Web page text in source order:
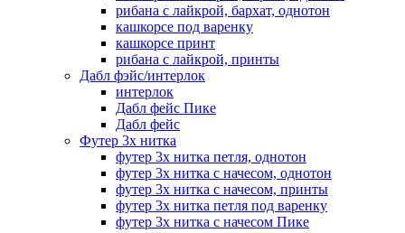
рибана с лайкрой, бархат, однотон
кашкорсе под варенку
кашкорсе принт
рибана с лайкрой, принты
Дабл фэйс/интерлок
интерлок
Дабл фейс Пике
Дабл фейс
Футер 3х нитка
футер 3х нитка петля, однотон
футер 3х нитка с начесом, однотон
футер 3х нитка с начесом, принты
футер 3х нитка петля под варенку
футер 3х нитка с начесом Пике